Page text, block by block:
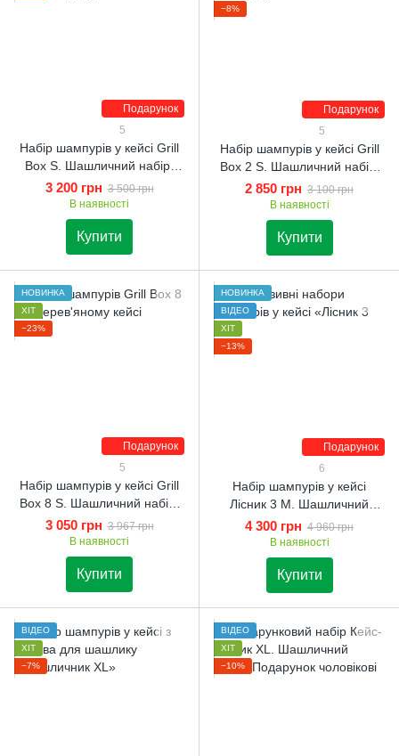
Подарунок
5
Набір шампурів у кейсі Grill
Box S. Шашличний набір.
Подарунок чоловікові
3 200 грн 3 500 грн
В наявності
Купити
Подарунок
−8%
5
Набір шампурів у кейсі Grill
Box 2 S. Шашличний набір.
Подарунок чоловікові
2 850 грн 3 100 грн
В наявності
Купити
Подарунок
НОВИНКА
ХІТ
−23%
5
Набір шампурів у кейсі Grill
Box 8 S. Шашличний набір.
Подарунок чоловікові
3 050 грн 3 967 грн
В наявності
Купити
Подарунок
НОВИНКА
ВІДЕО
ХІТ
−13%
6
Набір шампурів у кейсі
Лісник 3 M. Шашличний
набір. Подарунок чоловікові
4 300 грн 4 960 грн
В наявності
Купити
ВІДЕО
ХІТ
−7%
ВІДЕО
ХІТ
−10%